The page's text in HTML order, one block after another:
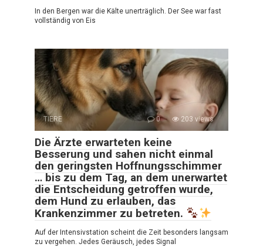
In den Bergen war die Kälte unerträglich. Der See war fast
vollständig von Eis
TIERE 0 203 views
Die Ärzte erwarteten keine
Besserung und sahen nicht einmal
den geringsten Hoffnungsschimmer
… bis zu dem Tag, an dem unerwartet
die Entscheidung getroffen wurde,
dem Hund zu erlauben, das
Krankenzimmer zu betreten.
Auf der Intensivstation scheint die Zeit besonders langsam
zu vergehen. Jedes Geräusch, jedes Signal